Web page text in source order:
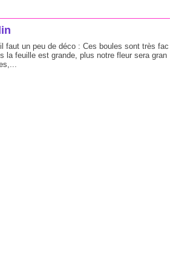
faut un peu de déco : Ces boules sont très fac
la feuille est grande, plus notre fleur sera gran